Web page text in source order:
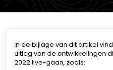
In de bijlage van dit artikel
uitleg van de ontwikkelingen
2022 live-gaan, zoals: